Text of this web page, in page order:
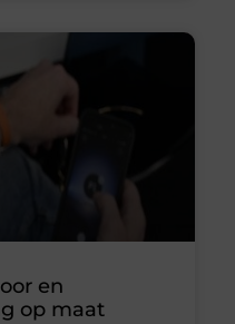
en
op maat